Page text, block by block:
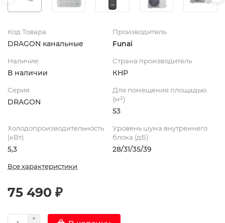
Код Товара
DRAGON канальные
Производитель
Funai
Наличие:
В наличии
Страна производитель
КНР
Серия
DRAGON
Для помещения площадью
(м²)
53
Холодопроизводительность
(кВт)
5,3
Уровень шума внутреннего
блока (дБ)
28/31/35/39
Все характеристики
75 490 ₽